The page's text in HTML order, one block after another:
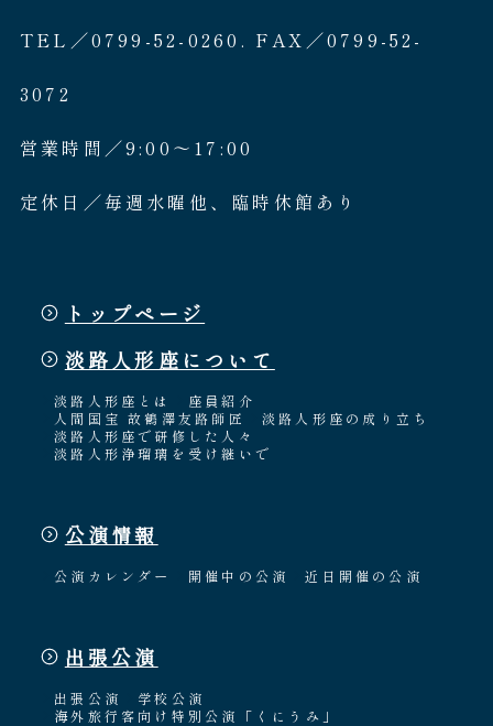
TEL／0799-52-0260. FAX／0799-52-
3072
営業時間／9:00〜17:00
定休日／毎週水曜他、臨時休館あり
トップページ
淡路人形座について
淡路人形座とは
座員紹介
人間国宝 故鶴澤友路師匠
淡路人形座の成り立ち
淡路人形座で研修した人々
淡路人形浄瑠璃を受け継いで
公演情報
公演カレンダー 開催中の公演 近日開催の公演
出張公演
出張公演
学校公演
海外旅行客向け特別公演「くにうみ」